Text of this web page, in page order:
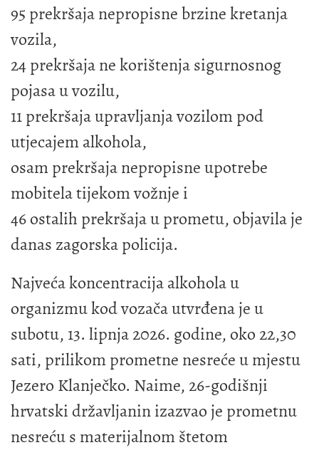
95 prekršaja nepropisne brzine kretanja
vozila,
24 prekršaja ne korištenja sigurnosnog
pojasa u vozilu,
11 prekršaja upravljanja vozilom pod
utjecajem alkohola,
osam prekršaja nepropisne upotrebe
mobitela tijekom vožnje i
46 ostalih prekršaja u prometu, objavila je
danas zagorska policija.
Najveća koncentracija alkohola u
organizmu kod vozača utvrđena je u
subotu, 13. lipnja 2026. godine, oko 22,30
sati, prilikom prometne nesreće u mjestu
Jezero Klanječko. Naime, 26-godišnji
hrvatski državljanin izazvao je prometnu
nesreću s materijalnom štetom